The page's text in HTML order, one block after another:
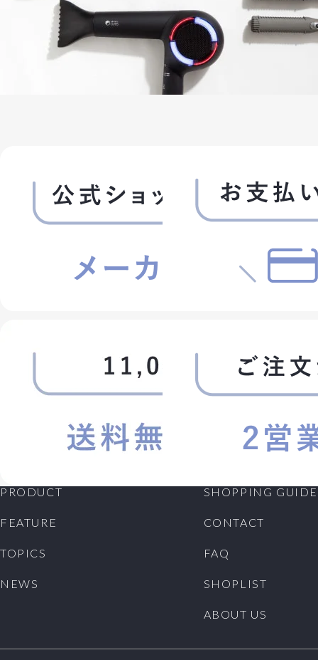
PRODUCT
FEATURE
TOPICS
NEWS
SHOPPING GUIDE
CONTACT
FAQ
SHOPLIST
ABOUT US